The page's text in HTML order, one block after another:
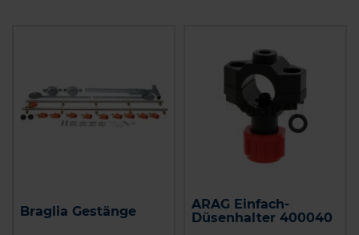
Braglia Gestänge
ARAG Einfach-
Düsenhalter 400040